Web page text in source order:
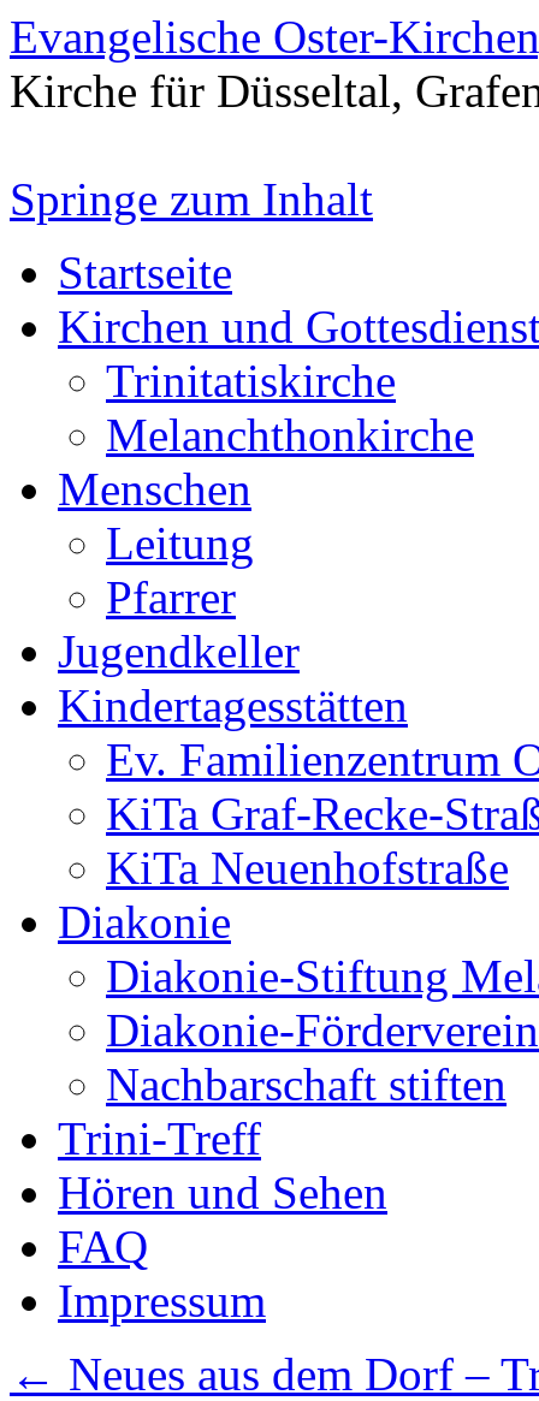
Evangelische Oster-
Kirche für Düsseltal,
Springe zum Inhalt
Startseite
Kirchen und
Trinitatiskirche
Melanchthonkirche
Menschen
Leitung
Pfarrer
Jugendkeller
Kindertagesstätten
Ev. Familienzentrum
KiTa Graf-Recke-
KiTa Neuenhofstraße
Diakonie
Diakonie-Stiftung
Diakonie-
Nachbarschaft stiften
Trini-Treff
Hören und Sehen
FAQ
Impressum
← Neues aus dem Dorf –